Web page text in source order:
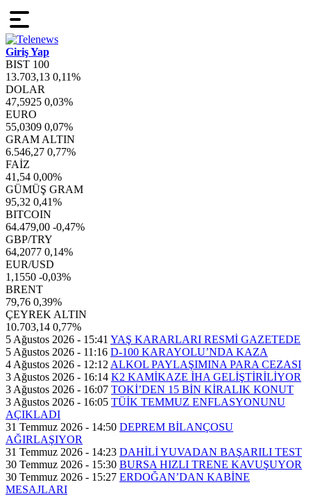
Giriş Yap
BIST 100
13.703,13 0,11%
DOLAR
47,5925 0,03%
EURO
55,0309 0,07%
GRAM ALTIN
6.546,27 0,77%
FAİZ
41,54 0,00%
GÜMÜŞ GRAM
95,32 0,41%
BITCOIN
64.479,00 -0,47%
GBP/TRY
64,2077 0,14%
EUR/USD
1,1550 -0,03%
BRENT
79,76 0,39%
ÇEYREK ALTIN
10.703,14 0,77%
5 Ağustos 2026 - 15:41 YAŞ KARARLARI RESMİ GAZETEDE
5 Ağustos 2026 - 11:16 D-100 KARAYOLU’NDA KAZA
4 Ağustos 2026 - 12:12 ALKOL PAYLAŞIMINA PARA CEZASI
3 Ağustos 2026 - 16:14 K2 KAMİKAZE İHA GELİŞTİRİLİYOR
3 Ağustos 2026 - 16:07 TOKİ’DEN 15 BİN KİRALIK KONUT
3 Ağustos 2026 - 16:05 TÜİK TEMMUZ ENFLASYONUNU
AÇIKLADI
31 Temmuz 2026 - 14:50 DEPREM BİLANÇOSU
AĞIRLAŞIYOR
31 Temmuz 2026 - 14:23 DAHİLİ YUVADAN BAŞARILI TEST
30 Temmuz 2026 - 15:30 BURSA HIZLI TRENE KAVUŞUYOR
30 Temmuz 2026 - 15:27 ERDOĞAN’DAN KABİNE
MESAJLARI